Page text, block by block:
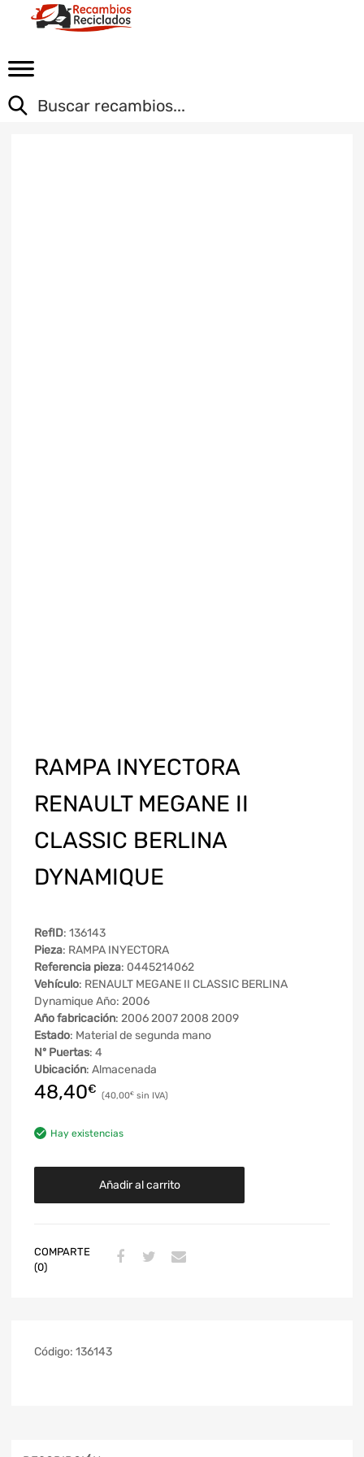
RAMPA INYECTORA
RENAULT MEGANE II
CLASSIC BERLINA
DYNAMIQUE
RefID: 136143
Pieza: RAMPA INYECTORA
Referencia pieza: 0445214062
Vehículo: RENAULT MEGANE II CLASSIC BERLINA
Dynamique Año: 2006
Año fabricación: 2006 2007 2008 2009
Estado: Material de segunda mano
Nº Puertas: 4
Ubicación: Almacenada
48,40€ 40,00€
Hay existencias
Añadir al carrito
COMPARTE
(0)
Código: 136143